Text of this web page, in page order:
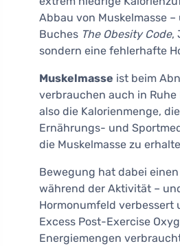
Abbau von Muskelmasse
Buches The Obesity Code,
sondern eine fehlerhafte
Muskelmasse ist beim
verbrauchen auch in Ruhe
also die Kalorienmenge,
Ernährungs- und
die Muskelmasse zu
Bewegung hat dabei
während der Aktivität –
Hormonumfeld
Excess Post-Exercise
Energiemengen